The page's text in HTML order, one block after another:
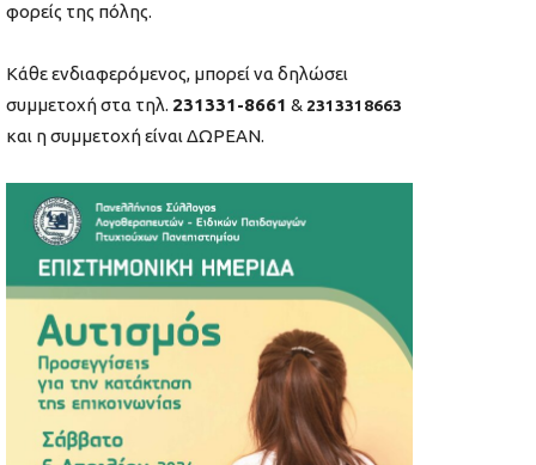
φορείς της πόλης.
Κάθε ενδιαφερόμενος, μπορεί να δηλώσει
συμμετοχή στα τηλ. 231331-8661 & 2313318663
και η συμμετοχή είναι ΔΩΡΕΑΝ.